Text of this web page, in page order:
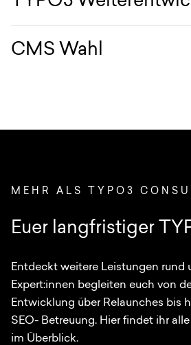
CMS Wahl
MEHR ALS TYPO3
Euer langfristiger
Entdeckt weitere Leistungen rund
Expert:innen begleiten euch von
Entwicklung über Relaunches bis
SEO- Betreuung. Hier findet ihr
im Überblick.